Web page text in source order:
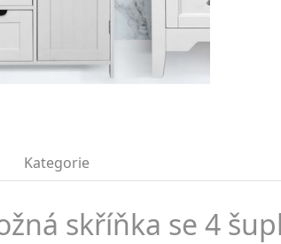
Kategorie
skříňka se 4